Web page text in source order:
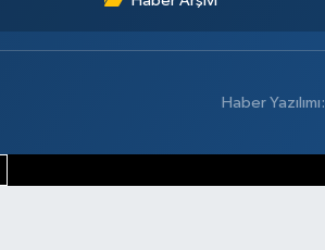
Haber Yazılımı: